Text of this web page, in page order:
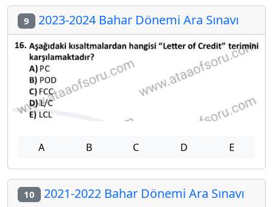
9 2023-2024 Bahar Dönemi Ara Sınavı
A B C D E
10 2021-2022 Bahar Dönemi Ara Sınavı